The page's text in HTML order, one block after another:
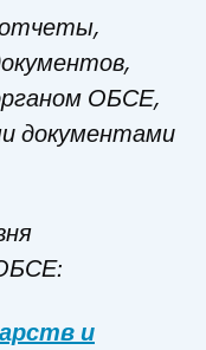
отчеты,
ОБСЕ,
документами
и